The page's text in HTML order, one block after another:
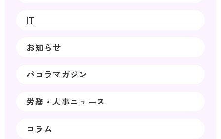
IT
お知らせ
パコラマガジン
労務・人事ニュース
コラム